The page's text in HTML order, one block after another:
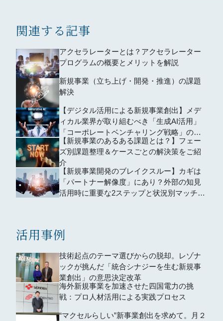
関連する記事
アクセラレーターとは？アクセラレーター
プログラムの概要とメリットを解説
新規事業（立ち上げ・開発・推進）の課題
解決
【デジタル活用による新規事業創出】メデ
ィカル業界が取り組むべき「生成AI活用」
「コーポレートベンチャリング戦略」の道
とは
【新規事業のあるある課題とは？】フェー
ズ別課題整理＆ケースごとの解決策をご紹
介
【新規事業開発のブレイクスルー】カギは
「パートナー解像度」にあり？外部の知見
活用時に重要な2ステップと状況別マッチン
活用事例
技術起点のテーマ選びからの脱却。レゾナ
ックが挑んだ「統合シナジーを生む新規事
業創出」の意思決定改革
海外新規事業を加速させた四国電力の挑
戦：プロ人材活用による実践プロセス
“マクセルらしい”新事業創出を求めて。月２